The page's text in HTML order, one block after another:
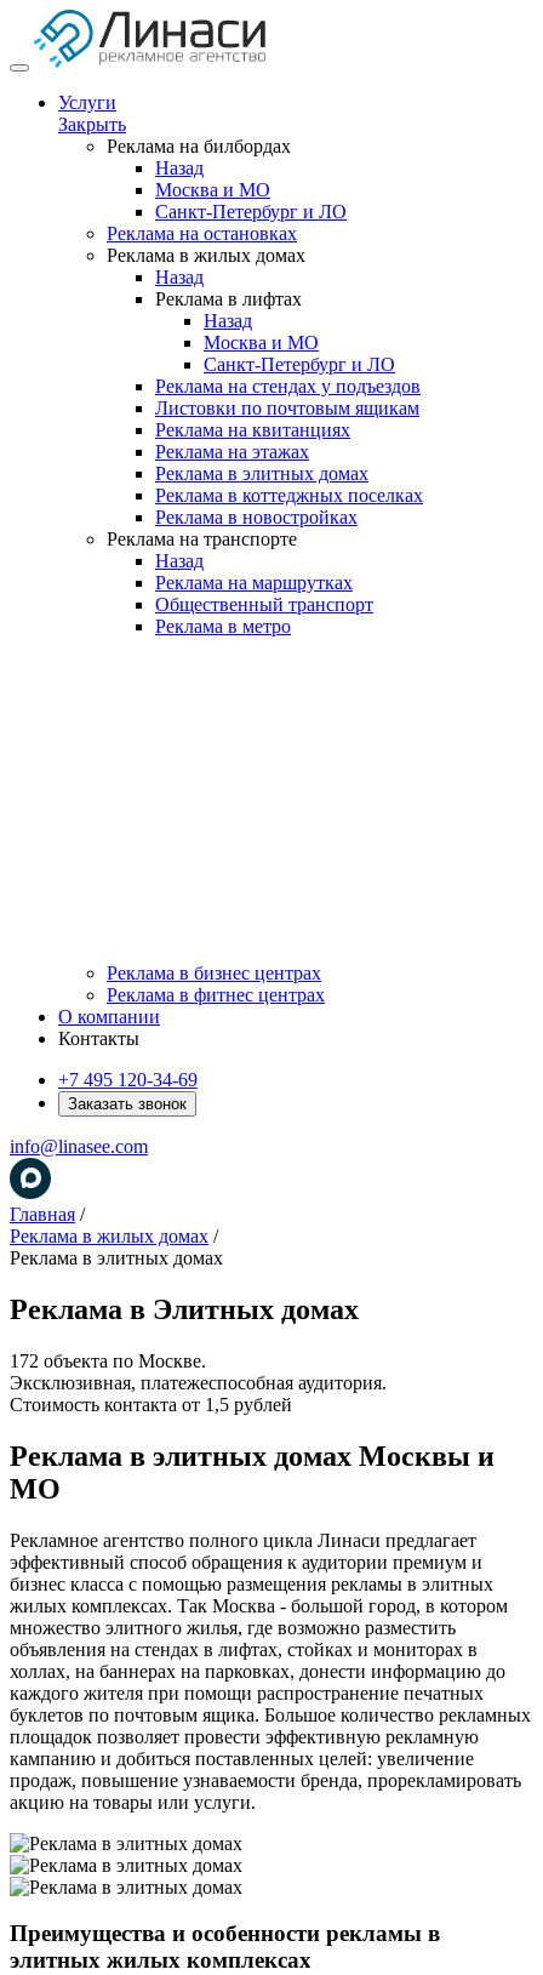
Услуги
Закрыть
Реклама на билбордах
Назад
Москва и МО
Санкт-Петербург и ЛО
Реклама на остановках
Реклама в жилых домах
Назад
Реклама в лифтах
Назад
Москва и МО
Санкт-Петербург и ЛО
Реклама на стендах у подъездов
Листовки по почтовым ящикам
Реклама на квитанциях
Реклама на этажах
Реклама в элитных домах
Реклама в коттеджных поселках
Реклама в новостройках
Реклама на транспорте
Назад
Реклама на маршрутках
Общественный транспорт
Реклама в метро
Реклама в бизнес центрах
Реклама в фитнес центрах
О компании
Контакты
+7 495 120-34-69
Заказать звонок
info@linasee.com
Главная /
Реклама в жилых домах /
Реклама в элитных домах
Реклама в Элитных домах
172 объекта по Москве.
Эксклюзивная, платежеспособная аудитория.
Стоимость контакта от 1,5 рублей
Реклама в элитных домах Москвы и
МО
Рекламное агентство полного цикла Линаси предлагает
эффективный способ обращения к аудитории премиум и
бизнес класса с помощью размещения рекламы в элитных
жилых комплексах. Так Москва - большой город, в котором
множество элитного жилья, где возможно разместить
объявления на стендах в лифтах, стойках и мониторах в
холлах, на баннерах на парковках, донести информацию до
каждого жителя при помощи распространение печатных
буклетов по почтовым ящика. Большое количество рекламных
площадок позволяет провести эффективную рекламную
кампанию и добиться поставленных целей: увеличение
продаж, повышение узнаваемости бренда, прорекламировать
акцию на товары или услуги.
Преимущества и особенности рекламы в
элитных жилых комплексах